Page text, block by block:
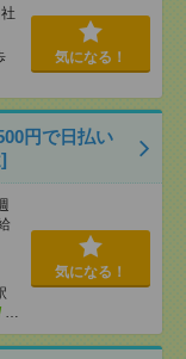
気になる！
円で日払い
…
気になる！